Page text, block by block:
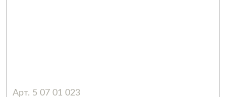
Арт. 5 07 01 023